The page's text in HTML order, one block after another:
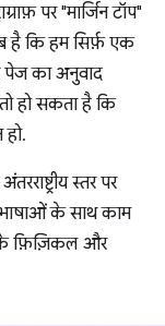
पर "मार्जिन टॉप"
है कि हम सिर्फ़ एक
पेज का अनुवाद
हो सकता है कि
हो.
स्तर पर
के साथ काम
के फ़िज़िकल और